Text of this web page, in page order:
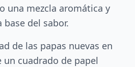
una mezcla aromática y
base del sabor.
de las papas nuevas en
un cuadrado de papel